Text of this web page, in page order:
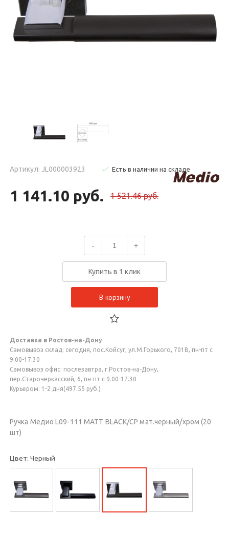
Артикул: JL000003923 Есть в наличии на складе
1 141.10 руб. 1 521.46 руб.
- +
Купить в 1 клик
В корзину
Доставка в Ростов-на-Дону
Самовывоз склад: сегодня, пос.Койсуг, ул.М.Горького, 701В, пн-пт с
9.00-17.30
Самовывоз офис: послезавтра, г.Ростов-на-Дону,
пер.Старочеркасский, 6, пн-пт с 9.00-17.30
Курьером: 1-2 дня(497.55 руб.)
Ручка Медио L09-111 MATT BLACK/CP мат.черный/хром (20
шт)
Цвет: Черный